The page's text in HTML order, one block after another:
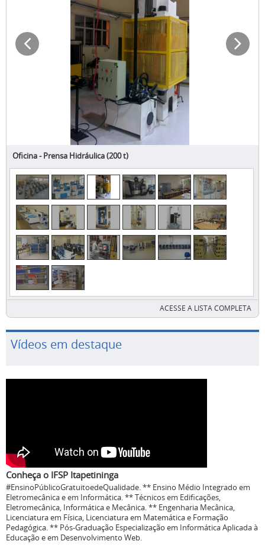
Oficina - Prensa Hidráulica (200 t)
ACESSE A LISTA COMPLETA
Vídeos em destaque
Conheça o IFSP Itapetininga
#EnsinoPúblicoGratuitoedeQualidade. ** Ensino Médio Integrado em
Eletromecânica e em Informática. ** Técnicos em Edificações,
Eletromecânica, Informática e Mecânica. ** Engenharia Mecânica,
Licenciatura em Física, Licenciatura em Matemática e Formação
Pedagógica. ** Pós-Graduação Especialização em Informática Aplicada à
Educação e em Desenvolvimento Web.